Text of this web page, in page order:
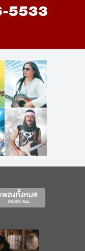
เพลงทั้งหมด
MUSIC ALL